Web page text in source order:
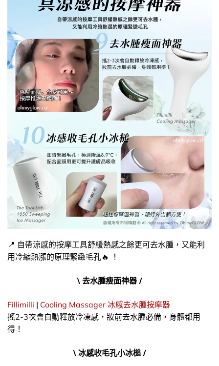
📍 自帶涼感的按摩工具舒緩熱感之餘更可去水腫，又能利
用冷縮熱漲的原理緊緻毛孔🔥 ！
\ 去水腫瘦面神器 /
Fillimilli | Cooling Massager 冰感去水腫按摩器
搖2-3次會自動釋放冷凍感，妝前去水腫必備，身體都用
得！
\ 冰感收毛孔小冰槌 /